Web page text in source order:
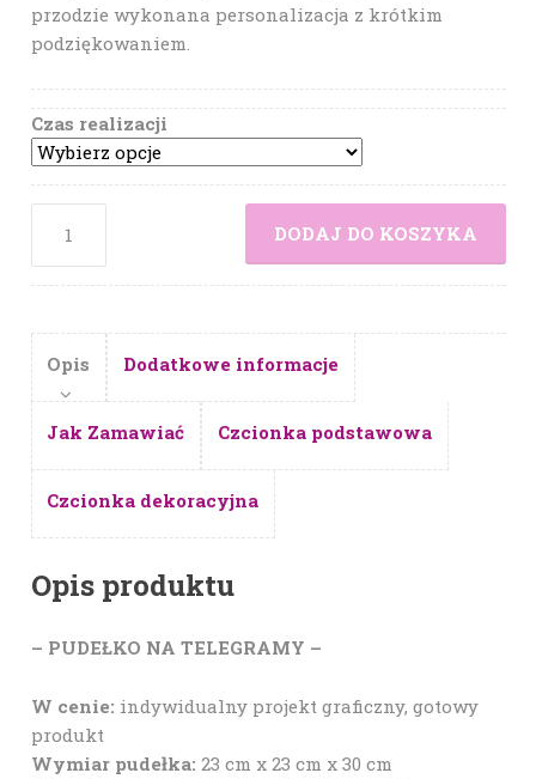
przodzie wykonana personalizacja z krótkim
podziękowaniem.
Czas realizacji
DODAJ DO KOSZYKA
Opis Dodatkowe informacje
Jak Zamawiać Czcionka podstawowa
Czcionka dekoracyjna
Opis produktu
– PUDEŁKO NA TELEGRAMY –
W cenie: indywidualny projekt graficzny, gotowy
produkt
Wymiar pudełka: 23 cm x 23 cm x 30 cm